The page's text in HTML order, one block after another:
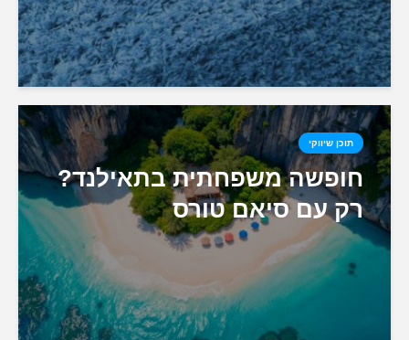
תוכן שיווקי
חופשה משפחתית בתאילנד?
רק עם סיאם טורס